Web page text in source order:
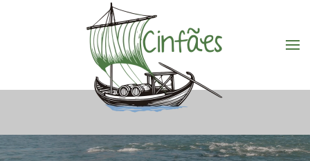
Saltar para o conteúdo principal